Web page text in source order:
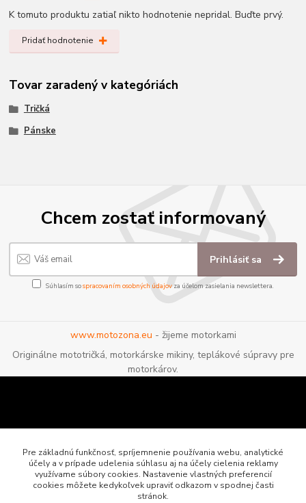
K tomuto produktu zatiaľ nikto hodnotenie nepridal. Buďte prvý.
Pridať hodnotenie
Tovar zaradený v kategóriách
Tričká
Pánske
Chcem zostať informovaný
Prihlásiť sa
Súhlasím sospracovaním osobných údajov za účelom zasielania newslettera.
www.motozona.eu - žijeme motorkami
Originálne mototričká, motorkárske mikiny, teplákové súpravy pre
motorkárov.
Pre základnú funkčnosť, spríjemnenie používania webu, analytické
účely a v prípade udelenia súhlasu aj na účely cielenia reklamy
využívame súbory cookies. Nastavenie vlastných preferencií
cookies môžete kedykoľvek upraviť odkazom v spodnej časti
stránok.